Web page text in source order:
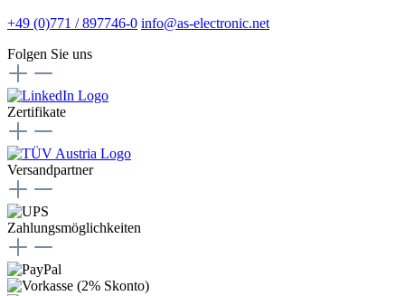
+49 (0)771 / 897746-0 info@as-electronic.net
Folgen Sie uns
Zertifikate
Versandpartner
Zahlungsmöglichkeiten